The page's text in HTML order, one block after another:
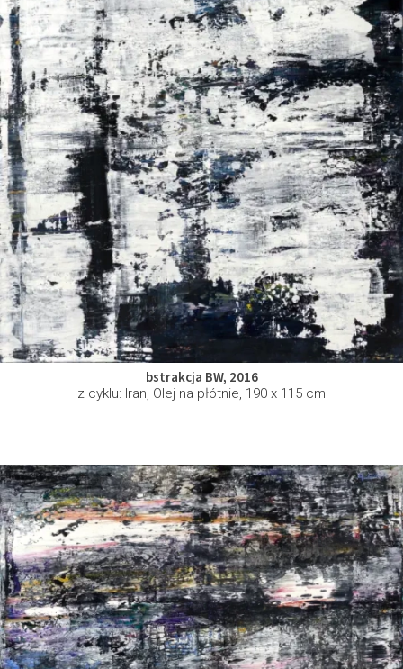
bstrakcja BW, 2016
z cyklu: Iran, Olej na płótnie, 190 x 115 cm